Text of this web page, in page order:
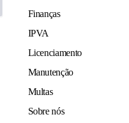
Finanças
IPVA
Licenciamento
Manutenção
Multas
Sobre nós